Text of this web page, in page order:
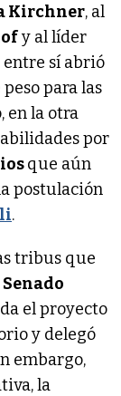
Kirchner, al
y al líder
entre sí abrió
para las
en la otra
por
que aún
postulación
.
tribus que
Senado
el proyecto
y delegó
embargo,
la